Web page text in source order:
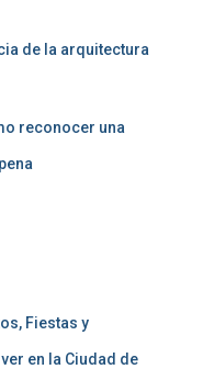
de la arquitectura
reconocer una
Fiestas y
ver en la Ciudad de